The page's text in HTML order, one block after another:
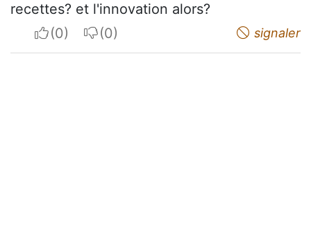
recettes? et l'innovation alors?
I apreciateI do not appreciate signaler